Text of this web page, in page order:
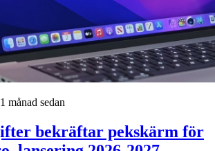
1 månad sedan
bekräftar pekskärm för